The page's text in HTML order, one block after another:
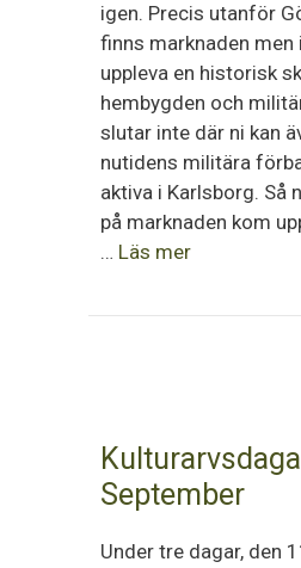
igen. Precis utanför
finns marknaden men
uppleva en historisk
hembygden och
slutar inte där ni kan
nutidens militära
aktiva i Karlsborg. Så
på marknaden kom
… Läs mer
September
Under tre dagar, den